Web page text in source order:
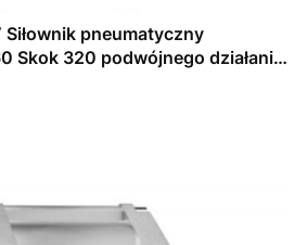
pneumatyczny
Skok 320 podwójnego działania,
Seria 41 wg DIN/ISO 6431